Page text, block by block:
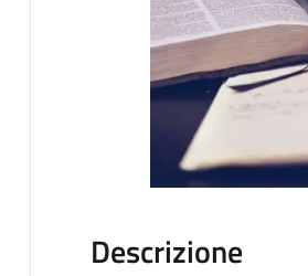
Descrizione